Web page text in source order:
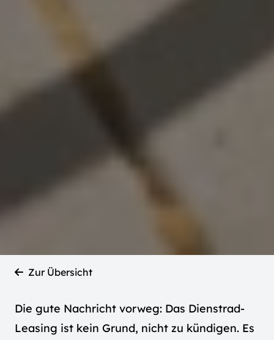
Zur Übersicht
Die gute Nachricht vorweg: Das Dienstrad-
Leasing ist kein Grund, nicht zu kündigen. Es